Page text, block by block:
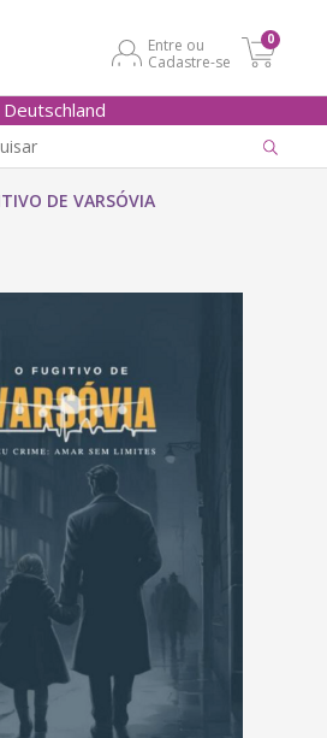
Entre ou
Cadastre-se
0
Deutschland
DE VARSÓVIA